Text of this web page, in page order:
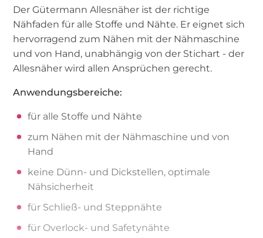
Der Gütermann Allesnäher ist der richtige
Nähfaden für alle Stoffe und Nähte. Er eignet sich
hervorragend zum Nähen mit der Nähmaschine
und von Hand, unabhängig von der Stichart - der
Allesnäher wird allen Ansprüchen gerecht.
Anwendungsbereiche:
für alle Stoffe und Nähte
zum Nähen mit der Nähmaschine und von
Hand
keine Dünn- und Dickstellen, optimale
Nähsicherheit
für Schließ- und Steppnähte
für Overlock- und Safetynähte